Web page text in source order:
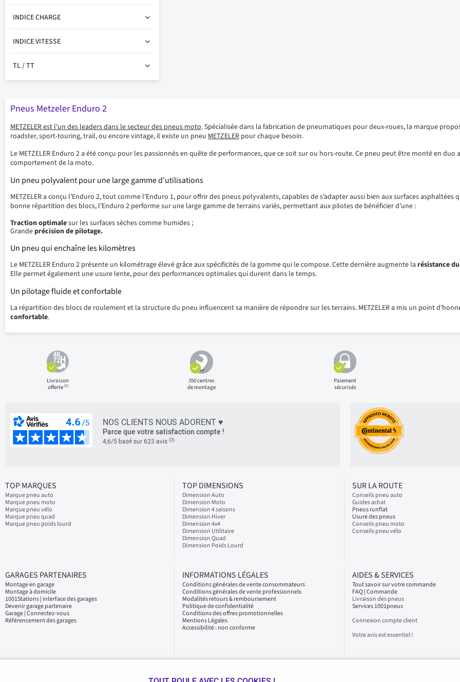
INDICE CHARGE
INDICE VITESSE
TL / TT
Pneus Metzeler Enduro 2
METZELERest l'un des leaders dans le secteur des pneus moto. Spécialisée dans la fabrication de pneumatiques pour deux-roues, la marque
roadster, sport-touring, trail, ou encore vintage, il existe un pneu METZELER pour chaque besoin.
Le METZELER Enduro 2 a été conçu pour les passionnés en quête de performances, que ce soit sur ou hors-route. Ce pneu peut être monté en duo
comportement de la moto.
Un pneu polyvalent pour une large gamme d’utilisations
METZELER a conçu l’Enduro 2, tout comme l’Enduro 1, pour offrir des pneus polyvalents, capables de s’adapter aussi bien aux surfaces
bonne répartition des blocs, l’Enduro 2 performe sur une large gamme de terrains variés, permettant aux pilotes de bénéficier d’une :
Traction optimalesur les surfaces sèches comme humides ;
Grande précision de pilotage.
Un pneu qui enchaîne les kilomètres
Le METZELER Enduro 2 présente un kilométrage élevé grâce aux spécificités de la gomme qui le compose. Cette dernière augmente la résistance
Elle permet également une usure lente, pour des performances optimales qui durent dans le temps.
Un pilotage fluide et confortable
La répartition des blocs de roulement et la structure du pneu influencent sa manière de répondre sur les terrains. METZELER a mis un point
confortable.
Livraison
offerte(1)
350 centres
de montage
Paiement
sécurisés
NOS CLIENTS NOUS ADORENT ♥
Parce que votre satisfaction compte !
4,6/5 basé sur 623 avis (3)
TOP MARQUES
Marque pneu auto
Marque pneu moto
Marque pneu vélo
Marque pneu quad
Marque pneu poids lourd
TOP DIMENSIONS
Dimension Auto
Dimension Moto
Dimension 4 saisons
Dimension Hiver
Dimension 4x4
Dimension Utilitaire
Dimension Quad
Dimension Poids Lourd
SUR LA ROUTE
Conseils pneu auto
Guides achat
Pneus runflat
Usure des pneus
Conseils pneu moto
Conseils pneu vélo
GARAGES PARTENAIRES
Montage en garage
Montage à domicile
1001Stations | interface des garages
Devenir garage partenaire
Garage | Connectez-vous
Référencement des garages
INFORMATIONS LÉGALES
Conditions générales de vente consommateurs
Conditions générales de vente professionnels
Modalités retours & remboursement
Politique de confidentialité
Conditions des offres promotionnelles
Mentions Légales
Accessibilité : non conforme
AIDES & SERVICES
Tout savoir sur votre commande
FAQ | Commande
Livraison des pneus
Services 1001pneus
Connexion compte client
Votre avis est essentiel !